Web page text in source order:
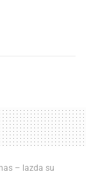
– lazda su